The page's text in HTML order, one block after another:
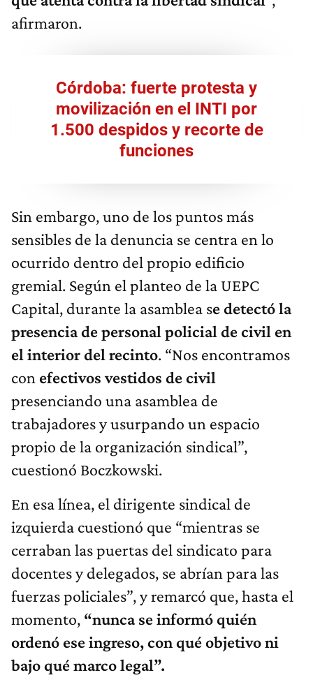
afirmaron.
Córdoba: fuerte protesta y
movilización en el INTI por
1.500 despidos y recorte de
funciones
Sin embargo, uno de los puntos más
sensibles de la denuncia se centra en lo
ocurrido dentro del propio edificio
gremial. Según el planteo de la UEPC
Capital, durante la asamblea se detectó la
presencia de personal policial de civil en
el interior del recinto. “Nos encontramos
con efectivos vestidos de civil
presenciando una asamblea de
trabajadores y usurpando un espacio
propio de la organización sindical”,
cuestionó Boczkowski.
En esa línea, el dirigente sindical de
izquierda cuestionó que “mientras se
cerraban las puertas del sindicato para
docentes y delegados, se abrían para las
fuerzas policiales”, y remarcó que, hasta el
momento, “nunca se informó quién
ordenó ese ingreso, con qué objetivo ni
bajo qué marco legal”.